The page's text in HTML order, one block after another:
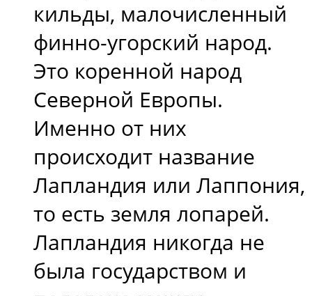
кильды, малочисленный
финно-угорский народ.
Это коренной народ
Северной Европы.
Именно от них
происходит название
Лапландия или Лаппония,
то есть земля лопарей.
Лапландия никогда не
была государством и